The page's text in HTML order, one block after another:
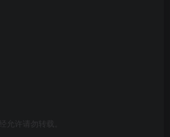
允许请勿转载。